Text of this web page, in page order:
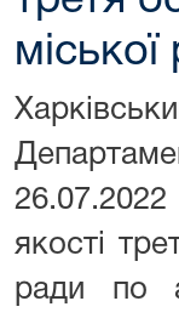
міської
якості
ради по